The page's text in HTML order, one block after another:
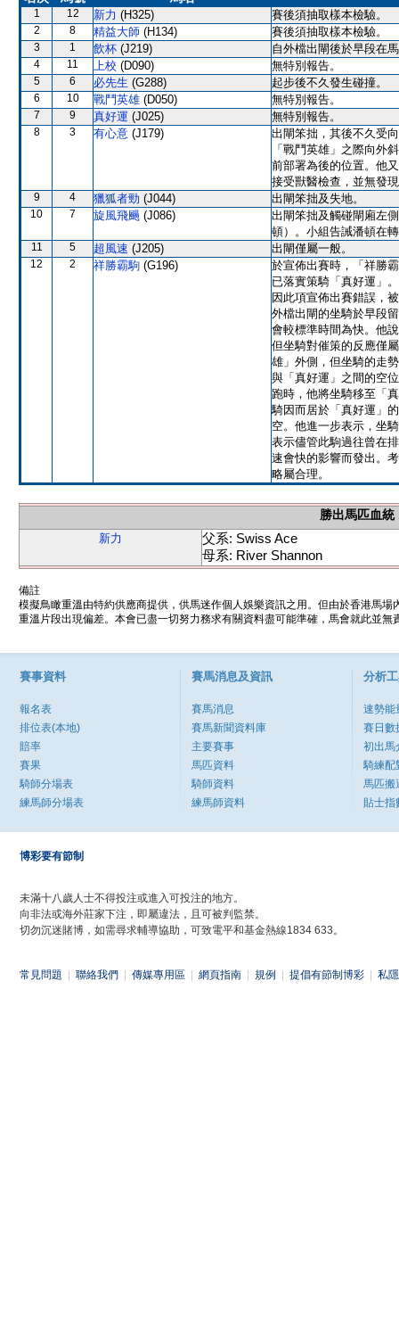
1 12 新力 (H325) 賽後須抽取樣本檢驗。
2 8 精益大師 (H134) 賽後須抽取樣本檢驗。
3 1 飲杯 (J219) 自外檔出閘後於早段在
4 11 上校 (D090) 無特別報告。
5 6 必先生 (G288) 起步後不久發生碰撞。
6 10 戰鬥英雄 (D050) 無特別報告。
7 9 真好運 (J025) 無特別報告。
8 3 有心意 (J179)
出閘笨拙，其後不久受
「戰鬥英雄」之際向外
前部署為後的位置。他
接受獸醫檢查，並無發
9 4 獵狐者勁 (J044) 出閘笨拙及失地。
10 7 旋風飛颺 (J086)
出閘笨拙及觸碰閘廂左
頓）。小組告誡潘頓在
11 5 超風速 (J205) 出閘僅屬一般。
12 2 祥勝霸駒 (G196)
於宣佈出賽時，「祥勝
已落實策騎「真好運」
因此項宣佈出賽錯誤，
外檔出閘的坐騎於早段
會較標準時間為快。他
但坐騎對催策的反應僅
雄」外側，但坐騎的走
與「真好運」之間的空
跑時，他將坐騎移至「
騎因而居於「真好運」
空。他進一步表示，坐
表示儘管此駒過往曾在
速會快的影響而發出。
略屬合理。
勝出馬匹血統
新力
父系: Swiss Ace
母系: River Shannon
備註
模擬鳥瞰重溫由特約供應商提供，供馬迷作個人娛樂資訊之用。但由於香港馬
重溫片段出現偏差。本會已盡一切努力務求有關資料盡可能準確，馬會就此並
賽事資料
報名表
排位表(本地)
賠率
賽果
騎師分場表
練馬師分場表
賽馬消息及資訊
賽馬消息
賽馬新聞資料庫
主要賽事
馬匹資料
騎師資料
練馬師資料
分析
速勢能
賽日數
初出馬
騎練配
馬匹搬
貼士指
博彩要有節制
未滿十八歲人士不得投注或進入可投注的地方。
向非法或海外莊家下注，即屬違法，且可被判監禁。
切勿沉迷賭博，如需尋求輔導協助，可致電平和基金熱線1834 633。
常見問題 聯絡我們 傳媒專用區 網頁指南 規例 提倡有節制博彩 私